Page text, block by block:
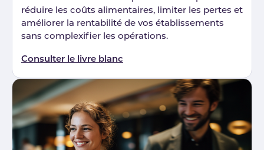
réduire les coûts alimentaires, limiter les pertes et
améliorer la rentabilité de vos établissements
sans complexifier les opérations.
Consulter le livre blanc